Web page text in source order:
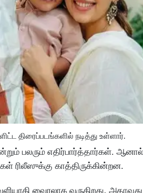
திரைப்படங்களில் நடித்து உள்ளார்.
பலரும் எதிர்பார்த்தார்கள்.
ரிலீஸுக்கு காத்திருக்கின்றன.
வைரலாக வருகிறது.